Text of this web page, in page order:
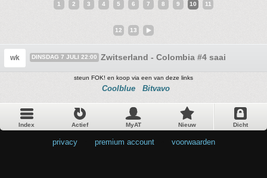
1 2 3 4 5 6 7 8 9 10 11
12 13
wk DINSDAG 7 JULI 22:00 Zwitserland - Colombia #4 saai
steun FOK! en koop via een van deze links
Coolblue Bitvavo
Index Actief MyAT Nieuw Dicht
privacy premium account voorwaarden